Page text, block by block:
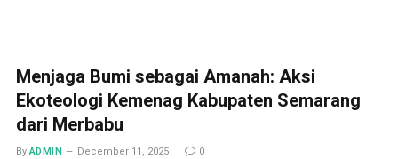
Menjaga Bumi sebagai Amanah: Aksi
Ekoteologi Kemenag Kabupaten Semarang
dari Merbabu
By ADMIN December 11, 2025 0